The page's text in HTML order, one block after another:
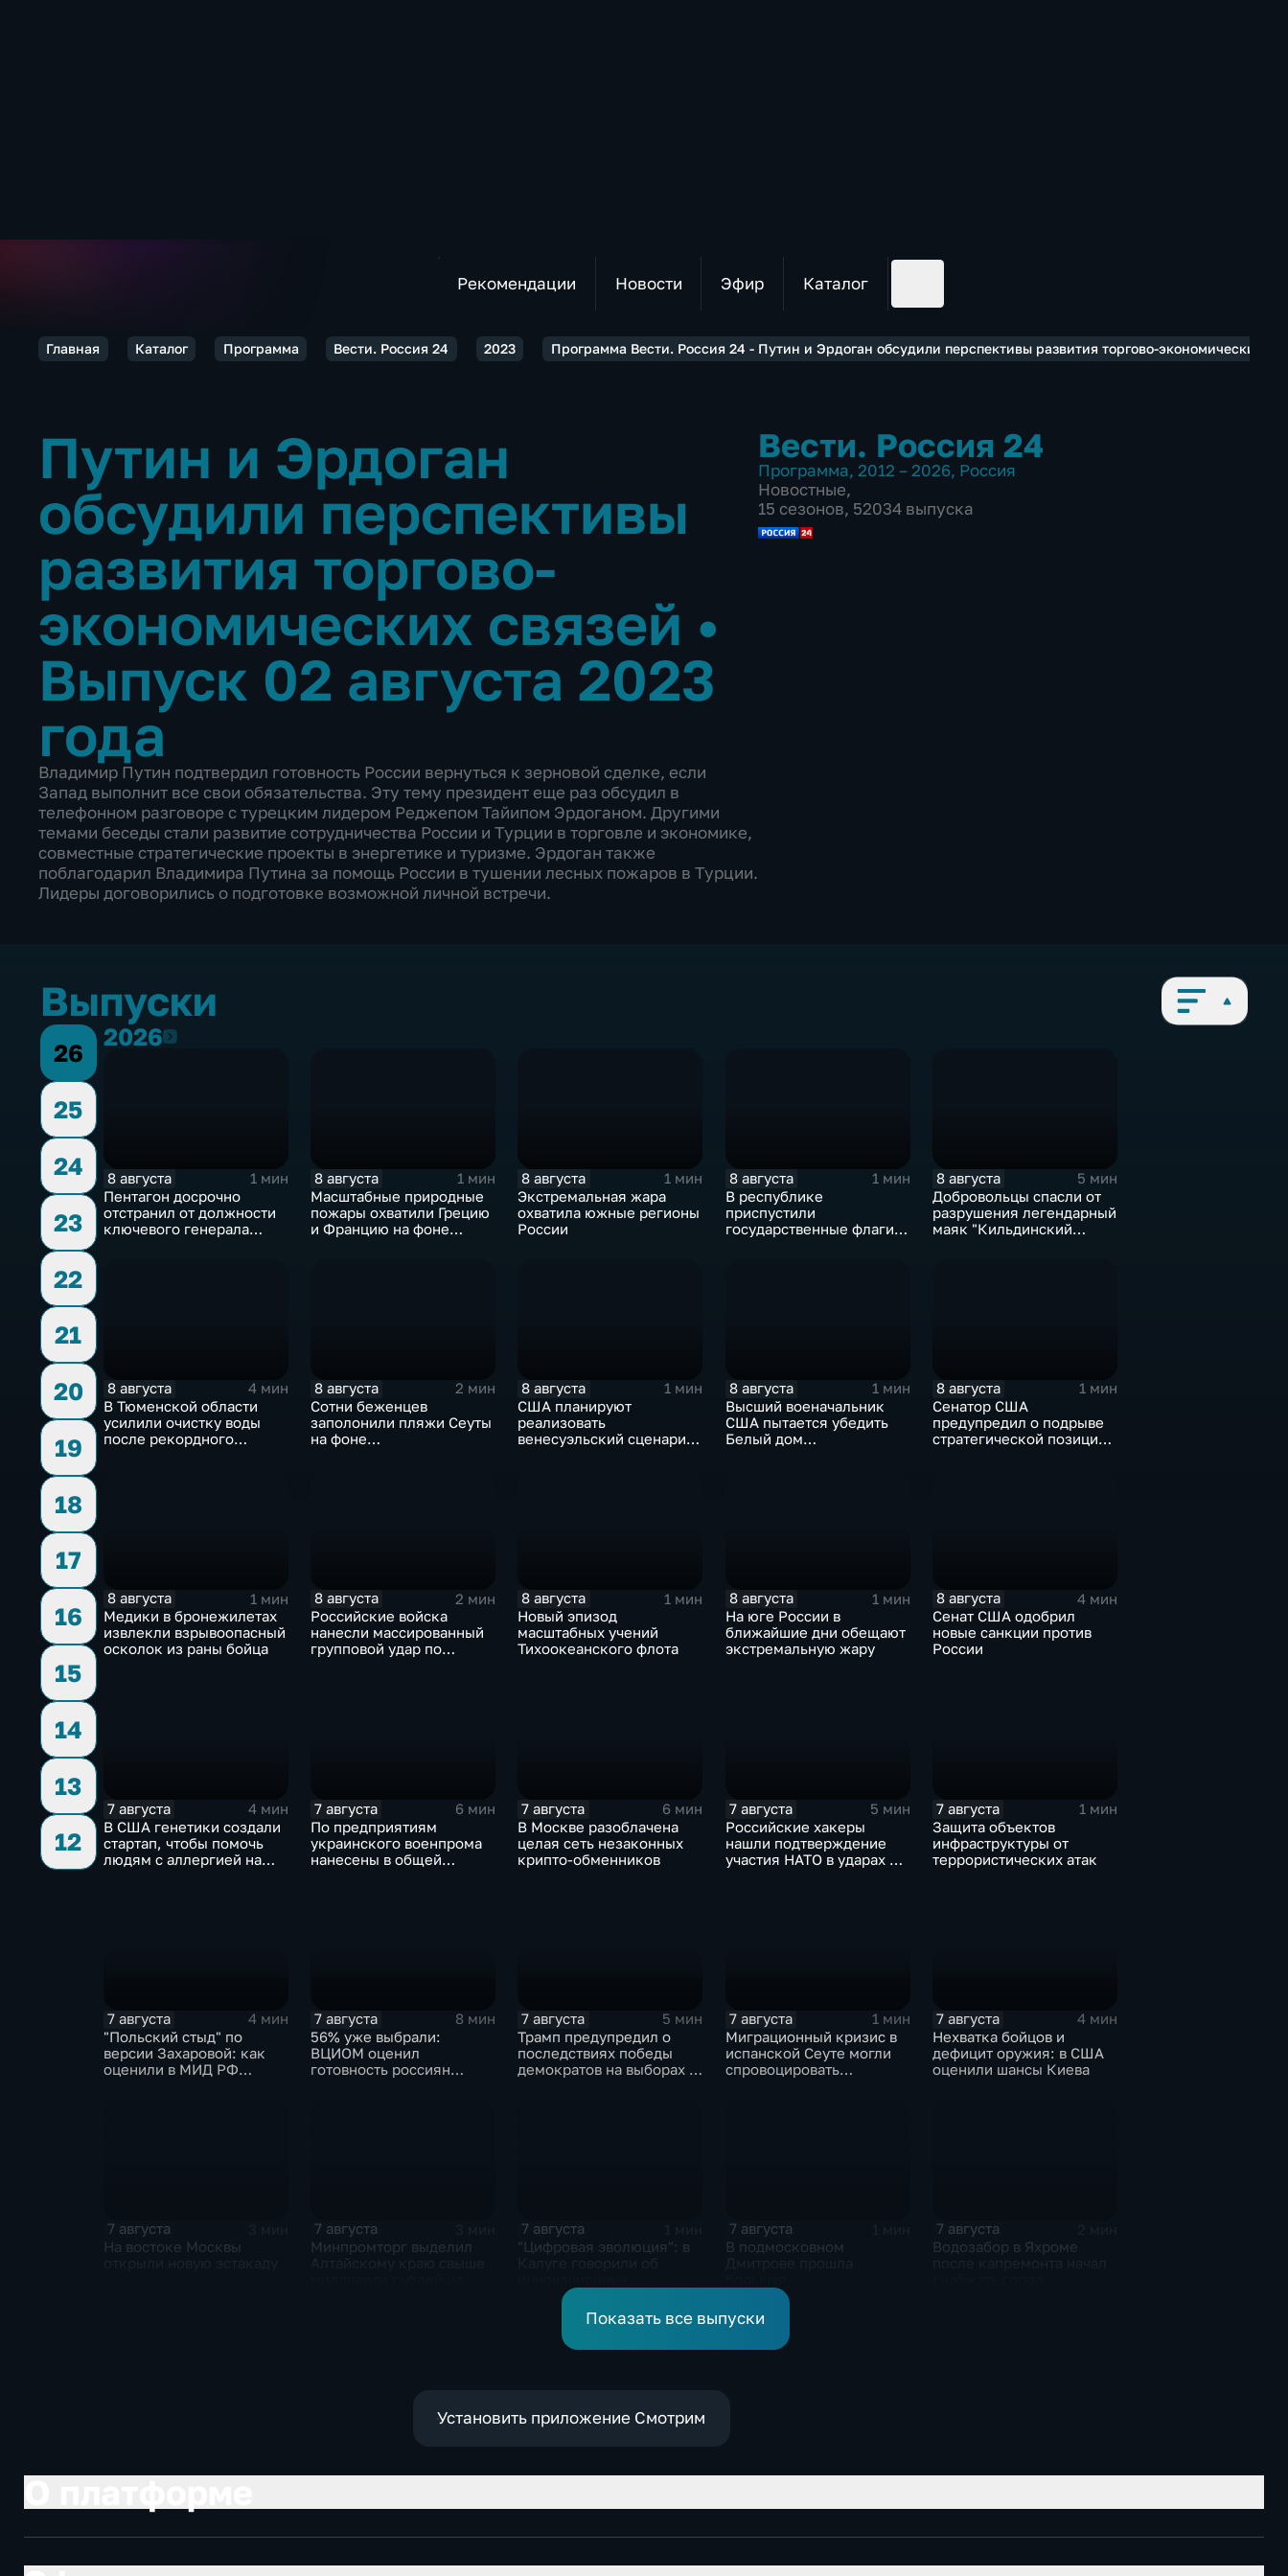
Рекомендации Новости Эфир Каталог
Главная Каталог Программа Вести. Россия 24 2023 Программа Вести. Россия 24 - Путин и Эрдоган обсудили перспективы развития торгово-экономических
Путин и Эрдоган
обсудили перспективы
развития торгово-
экономических связей •
Выпуск 02 августа 2023
года
Владимир Путин подтвердил готовность России вернуться к зерновой сделке, если
Запад выполнит все свои обязательства. Эту тему президент еще раз обсудил в
телефонном разговоре с турецким лидером Реджепом Тайипом Эрдоганом. Другими
темами беседы стали развитие сотрудничества России и Турции в торговле и экономике,
совместные стратегические проекты в энергетике и туризме. Эрдоган также
поблагодарил Владимира Путина за помощь России в тушении лесных пожаров в Турции.
Лидеры договорились о подготовке возможной личной встречи.
Вести. Россия 24
Программа, 2012 – 2026, Россия
Новостные,
15 сезонов, 52034 выпуска
Выпуски
26
25
24
23
22
21
20
19
18
17
16
15
14
13
12
20262026
8 августа
1 мин
Пентагон досрочно
отстранил от должности
ключевого генерала
8 августа
1 мин
Масштабные природные
пожары охватили Грецию
и Францию на фоне
8 августа
1 мин
Экстремальная жара
охватила южные регионы
России
8 августа
1 мин
В республике
приспустили
государственные флаги и
8 августа
5 мин
Добровольцы спасли от
разрушения легендарный
маяк "Кильдинский
8 августа
4 мин
В Тюменской области
усилили очистку воды
после рекордного
8 августа
2 мин
Сотни беженцев
заполонили пляжи Сеуты
на фоне
8 августа
1 мин
США планируют
реализовать
венесуэльский сценарий
8 августа
1 мин
Высший военачальник
США пытается убедить
Белый дом
8 августа
1 мин
Сенатор США
предупредил о подрыве
стратегической позиции
8 августа
1 мин
Медики в бронежилетах
извлекли взрывоопасный
осколок из раны бойца
8 августа
2 мин
Российские войска
нанесли массированный
групповой удар по
8 августа
1 мин
Новый эпизод
масштабных учений
Тихоокеанского флота
8 августа
1 мин
На юге России в
ближайшие дни обещают
экстремальную жару
8 августа
4 мин
Сенат США одобрил
новые санкции против
России
7 августа
4 мин
В США генетики создали
стартап, чтобы помочь
людям с аллергией на
7 августа
6 мин
По предприятиям
украинского военпрома
нанесены в общей
7 августа
6 мин
В Москве разоблачена
целая сеть незаконных
крипто-обменников
7 августа
5 мин
Российские хакеры
нашли подтверждение
участия НАТО в ударах по
7 августа
1 мин
Защита объектов
инфраструктуры от
террористических атак
7 августа
4 мин
"Польский стыд" по
версии Захаровой: как
оценили в МИД РФ
7 августа
8 мин
56% уже выбрали:
ВЦИОМ оценил
готовность россиян
7 августа
5 мин
Трамп предупредил о
последствиях победы
демократов на выборах в
7 августа
1 мин
Миграционный кризис в
испанской Сеуте могли
спровоцировать
7 августа
4 мин
Нехватка бойцов и
дефицит оружия: в США
оценили шансы Киева
7 августа
На востоке Москвы
7 августа
Минпромторг выделил
7 августа
"Цифровая эволюция": в
IT‑проектах
7 августа
В подмосковном
агропромышленная
выставка
7 августа
Водозабор в Яхроме
Показать все выпуски
Установить приложение Смотрим